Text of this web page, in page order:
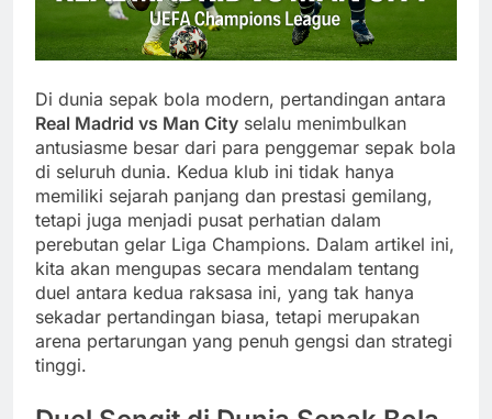
Di dunia sepak bola modern, pertandingan antara
Real Madrid vs Man City selalu menimbulkan
antusiasme besar dari para penggemar sepak bola
di seluruh dunia. Kedua klub ini tidak hanya
memiliki sejarah panjang dan prestasi gemilang,
tetapi juga menjadi pusat perhatian dalam
perebutan gelar Liga Champions. Dalam artikel ini,
kita akan mengupas secara mendalam tentang
duel antara kedua raksasa ini, yang tak hanya
sekadar pertandingan biasa, tetapi merupakan
arena pertarungan yang penuh gengsi dan strategi
tinggi.